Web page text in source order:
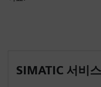
SIMATIC 서비